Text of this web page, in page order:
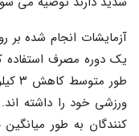
طور
ورزشی خود را داشته